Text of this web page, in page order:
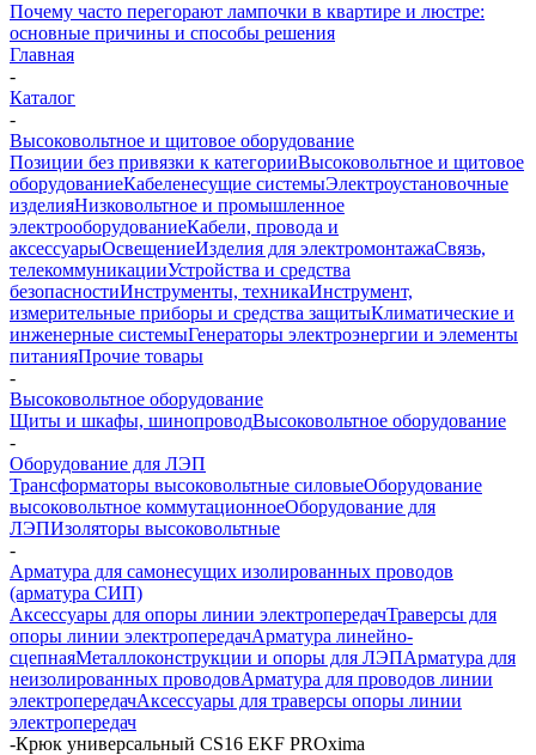
Почему часто перегорают лампочки в квартире и люстре:
основные причины и способы решения
Главная
-
Каталог
-
Высоковольтное и щитовое оборудование
Позиции без привязки к категорииВысоковольтное и щитовое
оборудованиеКабеленесущие системыЭлектроустановочные
изделияНизковольтное и промышленное
электрооборудованиеКабели, провода и
аксессуарыОсвещениеИзделия для электромонтажаСвязь,
телекоммуникацииУстройства и средства
безопасностиИнструменты, техникаИнструмент,
измерительные приборы и средства защитыКлиматические и
инженерные системыГенераторы электроэнергии и элементы
питанияПрочие товары
-
Высоковольтное оборудование
Щиты и шкафы, шинопроводВысоковольтное оборудование
-
Оборудование для ЛЭП
Трансформаторы высоковольтные силовыеОборудование
высоковольтное коммутационноеОборудование для
ЛЭПИзоляторы высоковольтные
-
Арматура для самонесущих изолированных проводов
(арматура СИП)
Аксессуары для опоры линии электропередачТраверсы для
опоры линии электропередачАрматура линейно-
сцепнаяМеталлоконструкции и опоры для ЛЭПАрматура для
неизолированных проводовАрматура для проводов линии
электропередачАксессуары для траверсы опоры линии
электропередач
-Крюк универсальный CS16 EKF PROxima